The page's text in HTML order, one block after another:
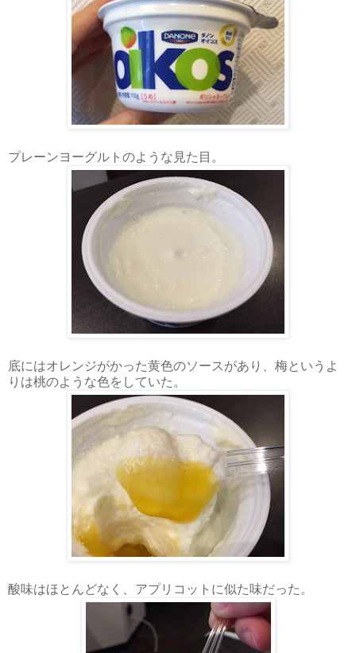
プレーンヨーグルトのような見た目。
底にはオレンジがかった黄色のソースがあり、梅というよ
りは桃のような色をしていた。
酸味はほとんどなく、アプリコットに似た味だった。